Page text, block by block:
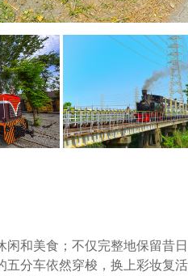
和美食；不仅完整地保留昔
分车依然穿梭，换上彩妆复